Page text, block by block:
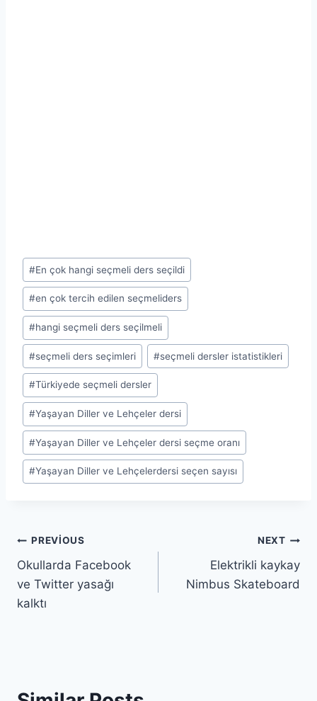
Post
Tags:
#En çok hangi seçmeli ders seçildi
#en çok tercih edilen seçmeliders
#hangi seçmeli ders seçilmeli
#seçmeli ders seçimleri #seçmeli dersler istatistikleri
#Türkiyede seçmeli dersler
#Yaşayan Diller ve Lehçeler dersi
#Yaşayan Diller ve Lehçeler dersi seçme oranı
#Yaşayan Diller ve Lehçelerdersi seçen sayısı
Yazı
gezinmesi
PREVIOUS
Okullarda Facebook
ve Twitter yasağı
kalktı
NEXT
Elektrikli kaykay
Nimbus Skateboard